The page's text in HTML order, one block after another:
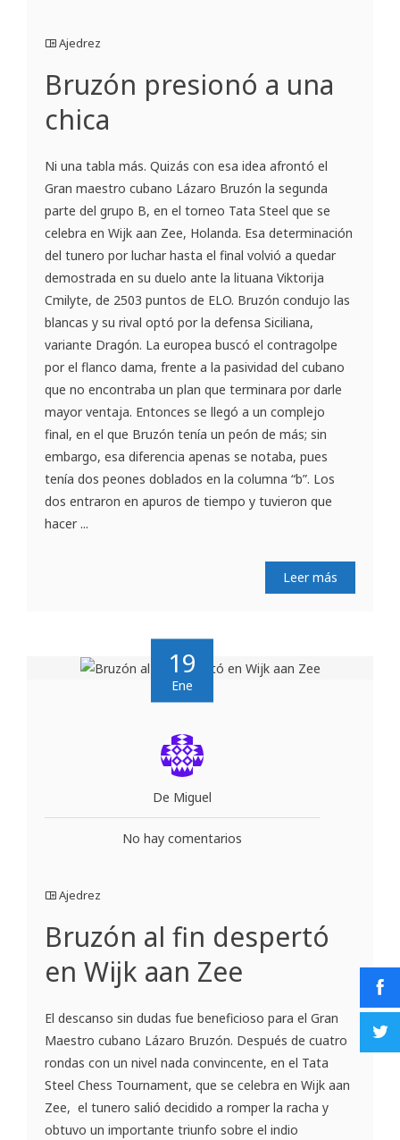
Ajedrez
Bruzón presionó a una
chica
Ni una tabla más. Quizás con esa idea afrontó el
Gran maestro cubano Lázaro Bruzón la segunda
parte del grupo B, en el torneo Tata Steel que se
celebra en Wijk aan Zee, Holanda. Esa determinación
del tunero por luchar hasta el final volvió a quedar
demostrada en su duelo ante la lituana Viktorija
Cmilyte, de 2503 puntos de ELO. Bruzón condujo las
blancas y su rival optó por la defensa Siciliana,
variante Dragón. La europea buscó el contragolpe
por el flanco dama, frente a la pasividad del cubano
que no encontraba un plan que terminara por darle
mayor ventaja. Entonces se llegó a un complejo
final, en el que Bruzón tenía un peón de más; sin
embargo, esa diferencia apenas se notaba, pues
tenía dos peones doblados en la columna “b”. Los
dos entraron en apuros de tiempo y tuvieron que
hacer ...
Leer más
19
Ene
De Miguel
No hay comentarios
Ajedrez
Bruzón al fin despertó
en Wijk aan Zee
El descanso sin dudas fue beneficioso para el Gran
Maestro cubano Lázaro Bruzón. Después de cuatro
rondas con un nivel nada convincente, en el Tata
Steel Chess Tournament, que se celebra en Wijk aan
Zee, el tunero salió decidido a romper la racha y
obtuvo un importante triunfo sobre el indio